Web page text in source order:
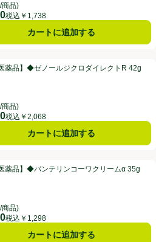
商品)
税込￥1,738
カートに追加する
ロダイレクトR 42g
薬品】◆ゼノールジクロダイレクトR 42g
商品)
税込￥2,068
カートに追加する
ーワクリームα 35g
薬品】◆バンテリンコーワクリームα 35g
商品)
税込￥1,298
カートに追加する